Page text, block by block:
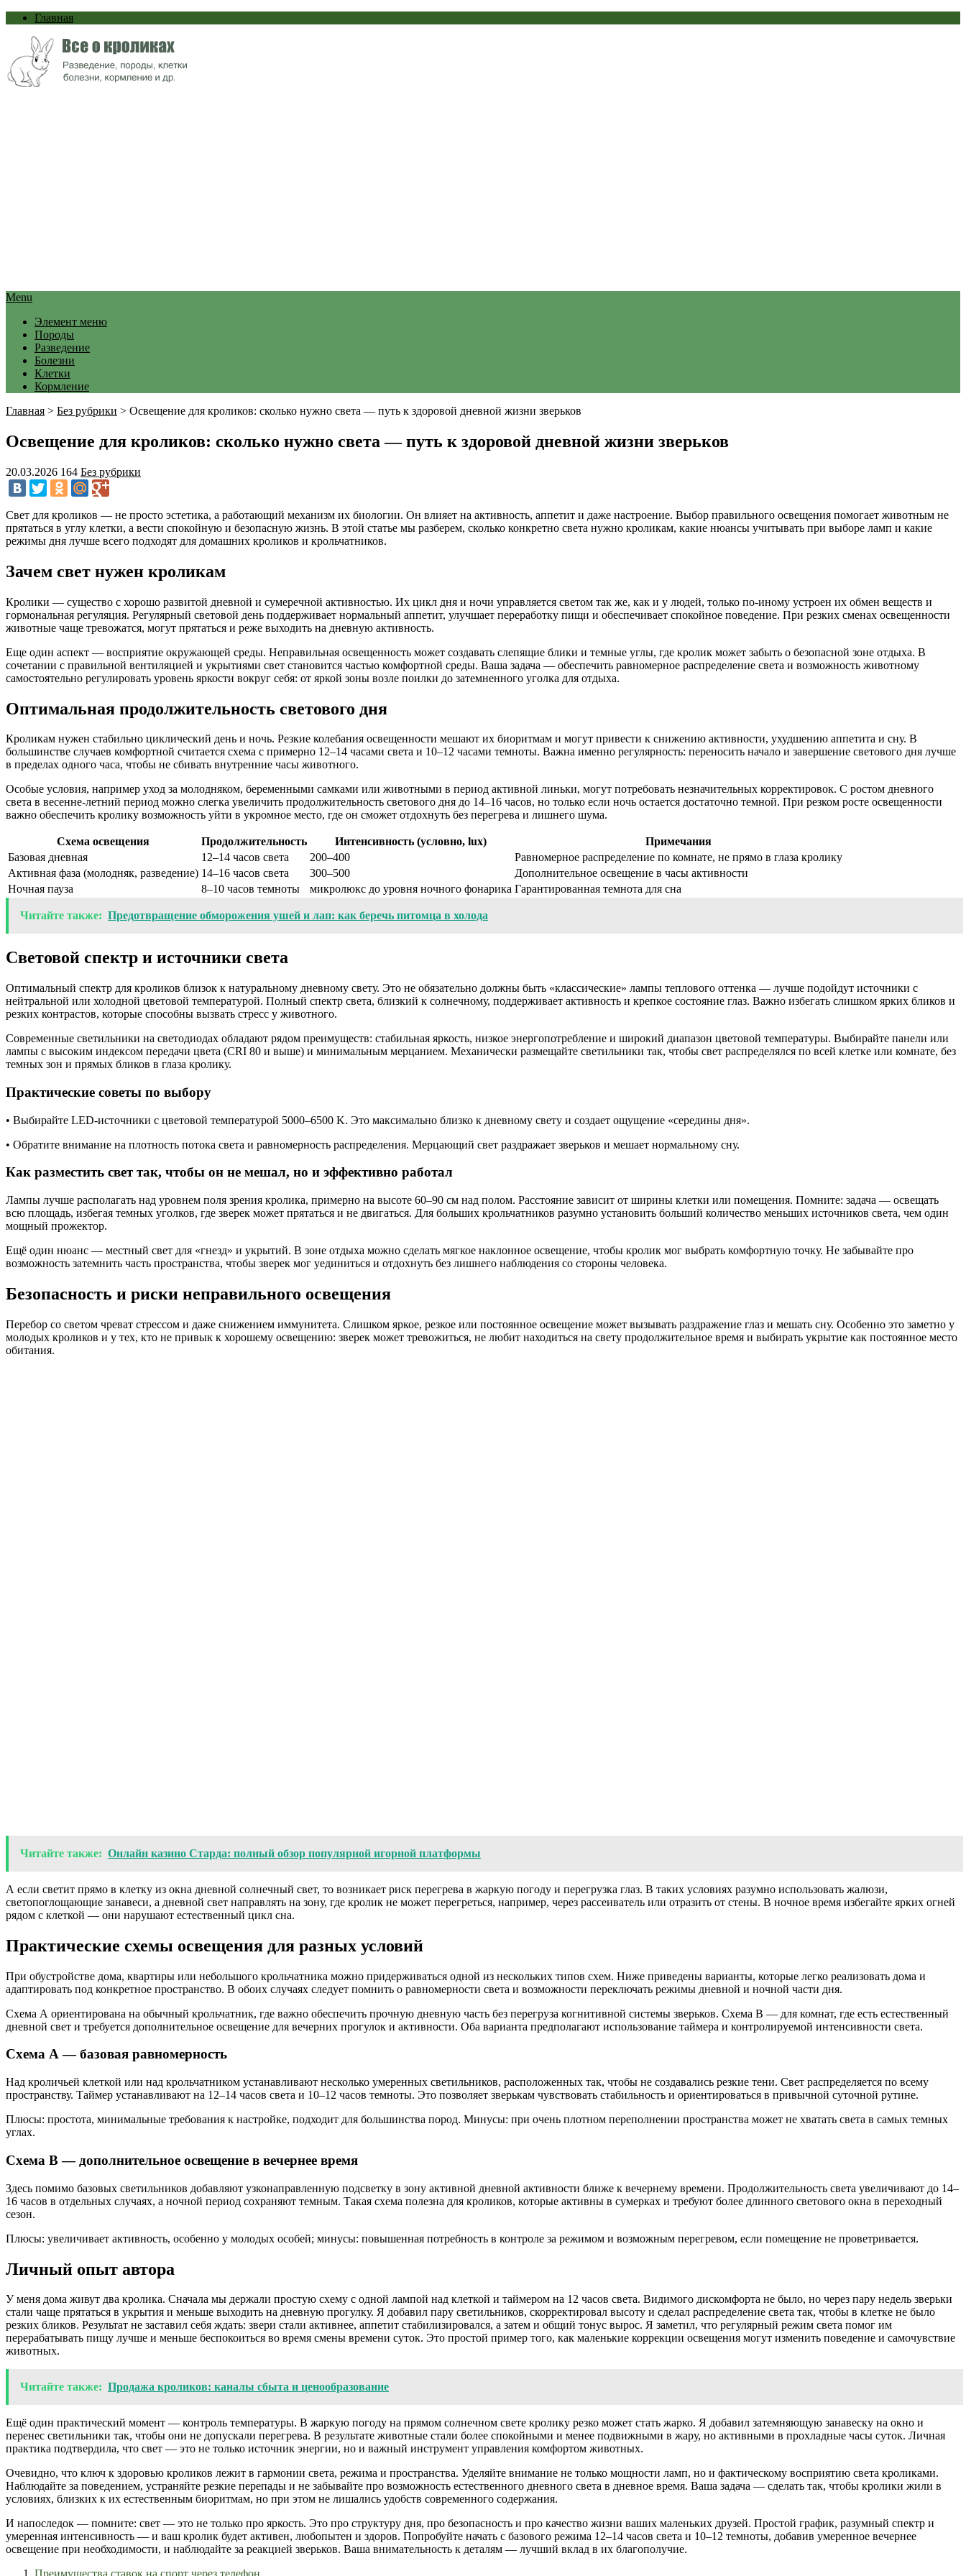
Главная
Menu
Элемент меню
Породы
Разведение
Болезни
Клетки
Кормление
Главная > Без рубрики > Освещение для кроликов: сколько нужно света — путь к здоровой дневной жизни зверьков
Освещение для кроликов: сколько нужно света — путь к здоровой дневной жизни зверьков
20.03.2026 164 Без рубрики
Свет для кроликов — не просто эстетика, а работающий механизм их биологии. Он влияет на активность, аппетит и даже настроение. Выбор правильного освещения помогает животным не
прятаться в углу клетки, а вести спокойную и безопасную жизнь. В этой статье мы разберем, сколько конкретно света нужно кроликам, какие нюансы учитывать при выборе ламп и какие
режимы дня лучше всего подходят для домашних кроликов и крольчатников.
Зачем свет нужен кроликам
Кролики — существо с хорошо развитой дневной и сумеречной активностью. Их цикл дня и ночи управляется светом так же, как и у людей, только по-иному устроен их обмен веществ и
гормональная регуляция. Регулярный световой день поддерживает нормальный аппетит, улучшает переработку пищи и обеспечивает спокойное поведение. При резких сменах освещенности
животные чаще тревожатся, могут прятаться и реже выходить на дневную активность.
Еще один аспект — восприятие окружающей среды. Неправильная освещенность может создавать слепящие блики и темные углы, где кролик может забыть о безопасной зоне отдыха. В
сочетании с правильной вентиляцией и укрытиями свет становится частью комфортной среды. Ваша задача — обеспечить равномерное распределение света и возможность животному
самостоятельно регулировать уровень яркости вокруг себя: от яркой зоны возле поилки до затемненного уголка для отдыха.
Оптимальная продолжительность светового дня
Кроликам нужен стабильно циклический день и ночь. Резкие колебания освещенности мешают их биоритмам и могут привести к снижению активности, ухудшению аппетита и сну. В
большинстве случаев комфортной считается схема с примерно 12–14 часами света и 10–12 часами темноты. Важна именно регулярность: переносить начало и завершение светового дня лучше
в пределах одного часа, чтобы не сбивать внутренние часы животного.
Особые условия, например уход за молодняком, беременными самками или животными в период активной линьки, могут потребовать незначительных корректировок. С ростом дневного
света в весенне-летний период можно слегка увеличить продолжительность светового дня до 14–16 часов, но только если ночь остается достаточно темной. При резком росте освещенности
важно обеспечить кролику возможность уйти в укромное место, где он сможет отдохнуть без перегрева и лишнего шума.
Схема освещения Продолжительность Интенсивность (условно, lux)
Примечания
Базовая дневная
12–14 часов света 200–400
Равномерное распределение по комнате, не прямо в глаза кролику
Активная фаза (молодняк, разведение) 14–16 часов света 300–500
Дополнительное освещение в часы активности
Ночная пауза
8–10 часов темноты микролюкс до уровня ночного фонарика Гарантированная темнота для сна
Читайте также: Предотвращение обморожения ушей и лап: как беречь питомца в холода
Световой спектр и источники света
Оптимальный спектр для кроликов близок к натуральному дневному свету. Это не обязательно должны быть «классические» лампы теплового оттенка — лучше подойдут источники с
нейтральной или холодной цветовой температурой. Полный спектр света, близкий к солнечному, поддерживает активность и крепкое состояние глаз. Важно избегать слишком ярких бликов и
резких контрастов, которые способны вызвать стресс у животного.
Современные светильники на светодиодах обладают рядом преимуществ: стабильная яркость, низкое энергопотребление и широкий диапазон цветовой температуры. Выбирайте панели или
лампы с высоким индексом передачи цвета (CRI 80 и выше) и минимальным мерцанием. Механически размещайте светильники так, чтобы свет распределялся по всей клетке или комнате, без
темных зон и прямых бликов в глаза кролику.
Практические советы по выбору
• Выбирайте LED-источники с цветовой температурой 5000–6500 K. Это максимально близко к дневному свету и создает ощущение «середины дня».
• Обратите внимание на плотность потока света и равномерность распределения. Мерцающий свет раздражает зверьков и мешает нормальному сну.
Как разместить свет так, чтобы он не мешал, но и эффективно работал
Лампы лучше располагать над уровнем поля зрения кролика, примерно на высоте 60–90 см над полом. Расстояние зависит от ширины клетки или помещения. Помните: задача — освещать
всю площадь, избегая темных уголков, где зверек может прятаться и не двигаться. Для больших крольчатников разумно установить больший количество меньших источников света, чем один
мощный прожектор.
Ещё один нюанс — местный свет для «гнезд» и укрытий. В зоне отдыха можно сделать мягкое наклонное освещение, чтобы кролик мог выбрать комфортную точку. Не забывайте про
возможность затемнить часть пространства, чтобы зверек мог уединиться и отдохнуть без лишнего наблюдения со стороны человека.
Безопасность и риски неправильного освещения
Перебор со светом чреват стрессом и даже снижением иммунитета. Слишком яркое, резкое или постоянное освещение может вызывать раздражение глаз и мешать сну. Особенно это заметно у
молодых кроликов и у тех, кто не привык к хорошему освещению: зверек может тревожиться, не любит находиться на свету продолжительное время и выбирать укрытие как постоянное место
обитания.
Читайте также: Онлайн казино Старда: полный обзор популярной игорной платформы
А если светит прямо в клетку из окна дневной солнечный свет, то возникает риск перегрева в жаркую погоду и перегрузка глаз. В таких условиях разумно использовать жалюзи,
светопоглощающие занавеси, а дневной свет направлять на зону, где кролик не может перегреться, например, через рассеиватель или отразить от стены. В ночное время избегайте ярких огней
рядом с клеткой — они нарушают естественный цикл сна.
Практические схемы освещения для разных условий
При обустройстве дома, квартиры или небольшого крольчатника можно придерживаться одной из нескольких типов схем. Ниже приведены варианты, которые легко реализовать дома и
адаптировать под конкретное пространство. В обоих случаях следует помнить о равномерности света и возможности переключать режимы дневной и ночной части дня.
Схема А ориентирована на обычный крольчатник, где важно обеспечить прочную дневную часть без перегруза когнитивной системы зверьков. Схема B — для комнат, где есть естественный
дневной свет и требуется дополнительное освещение для вечерних прогулок и активности. Оба варианта предполагают использование таймера и контролируемой интенсивности света.
Схема А — базовая равномерность
Над кроличьей клеткой или над крольчатником устанавливают несколько умеренных светильников, расположенных так, чтобы не создавались резкие тени. Свет распределяется по всему
пространству. Таймер устанавливают на 12–14 часов света и 10–12 часов темноты. Это позволяет зверькам чувствовать стабильность и ориентироваться в привычной суточной рутине.
Плюсы: простота, минимальные требования к настройке, подходит для большинства пород. Минусы: при очень плотном переполнении пространства может не хватать света в самых темных
углах.
Схема B — дополнительное освещение в вечернее время
Здесь помимо базовых светильников добавляют узконаправленную подсветку в зону активной дневной активности ближе к вечернему времени. Продолжительность света увеличивают до 14–
16 часов в отдельных случаях, а ночной период сохраняют темным. Такая схема полезна для кроликов, которые активны в сумерках и требуют более длинного светового окна в переходный
сезон.
Плюсы: увеличивает активность, особенно у молодых особей; минусы: повышенная потребность в контроле за режимом и возможным перегревом, если помещение не проветривается.
Личный опыт автора
У меня дома живут два кролика. Сначала мы держали простую схему с одной лампой над клеткой и таймером на 12 часов света. Видимого дискомфорта не было, но через пару недель зверьки
стали чаще прятаться в укрытия и меньше выходить на дневную прогулку. Я добавил пару светильников, скорректировал высоту и сделал распределение света так, чтобы в клетке не было
резких бликов. Результат не заставил себя ждать: звери стали активнее, аппетит стабилизировался, а затем и общий тонус вырос. Я заметил, что регулярный режим света помог им
перерабатывать пищу лучше и меньше беспокоиться во время смены времени суток. Это простой пример того, как маленькие коррекции освещения могут изменить поведение и самочувствие
животных.
Читайте также: Продажа кроликов: каналы сбыта и ценообразование
Ещё один практический момент — контроль температуры. В жаркую погоду на прямом солнечном свете кролику резко может стать жарко. Я добавил затемняющую занавеску на окно и
перенес светильники так, чтобы они не допускали перегрева. В результате животные стали более спокойными и менее подвижными в жару, но активными в прохладные часы суток. Личная
практика подтвердила, что свет — это не только источник энергии, но и важный инструмент управления комфортом животных.
Очевидно, что ключ к здоровью кроликов лежит в гармонии света, режима и пространства. Уделяйте внимание не только мощности ламп, но и фактическому восприятию света кроликами.
Наблюдайте за поведением, устраняйте резкие перепады и не забывайте про возможность естественного дневного света в дневное время. Ваша задача — сделать так, чтобы кролики жили в
условиях, близких к их естественным биоритмам, но при этом не лишались удобств современного содержания.
И напоследок — помните: свет — это не только про яркость. Это про структуру дня, про безопасность и про качество жизни ваших маленьких друзей. Простой график, разумный спектр и
умеренная интенсивность — и ваш кролик будет активен, любопытен и здоров. Попробуйте начать с базового режима 12–14 часов света и 10–12 темноты, добавив умеренное вечернее
освещение при необходимости, и наблюдайте за реакцией зверьков. Ваша внимательность к деталям — лучший вклад в их благополучие.